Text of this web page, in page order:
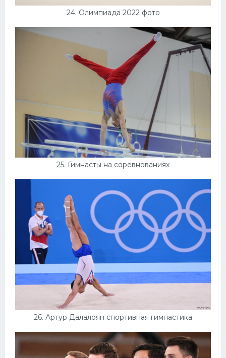
24. Олимпиада 2022 фото
25. Гимнасты на соревнованиях
26. Артур Далалоян спортивная гимнастика